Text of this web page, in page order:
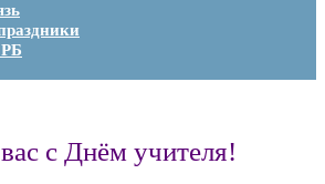
с Днём учителя!